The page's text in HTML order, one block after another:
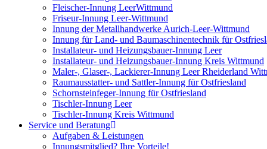
Fleischer-Innung LeerWittmund
Friseur-Innung Leer-Wittmund
Innung der Metallhandwerke Aurich-Leer-Wittmund
Innung für Land- und Baumaschinentechnik für
Installateur- und Heizungsbauer-Innung Leer
Installateur- und Heizungsbauer-Innung Kreis Wittmund
Maler-, Glaser-, Lackierer-Innung Leer Rheiderland
Raumausstatter- und Sattler-Innung für Ostfriesland
Schornsteinfeger-Innung für Ostfriesland
Tischler-Innung Leer
Tischler-Innung Kreis Wittmund
Service und Beratung
Aufgaben & Leistungen
Innungsmitglied? Ihre Vorteile!